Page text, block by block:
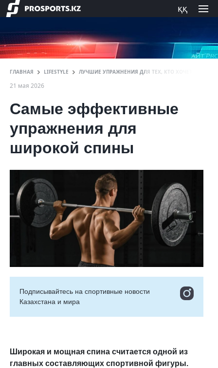
ққ
ГЛАВНАЯ LIFESTYLE ЛУЧШИЕ УПРАЖНЕНИЯ ДЛЯ ТЕХ, КТО ХОЧЕТ
21 мая 2026
Самые эффективные
упражнения для
широкой спины
Подписывайтесь на cпортивные новости
Казахстана и мира
Широкая и мощная спина считается одной из
главных составляющих спортивной фигуры.